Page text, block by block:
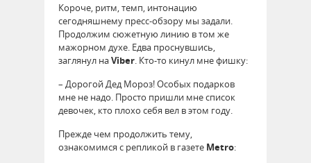
Короче, ритм, темп, интонацию
сегодняшнему пресс-обзору мы задали.
Продолжим сюжетную линию в том же
мажорном духе. Едва проснувшись,
заглянул наViber . Кто-то кинул мне фишку:
– Дорогой Дед Мороз! Особых подарков
мне не надо. Просто пришли мне список
девочек, кто плохо себя вел в этом году.
Прежде чем продолжить тему,
ознакомимся с репликой в газете Metro: